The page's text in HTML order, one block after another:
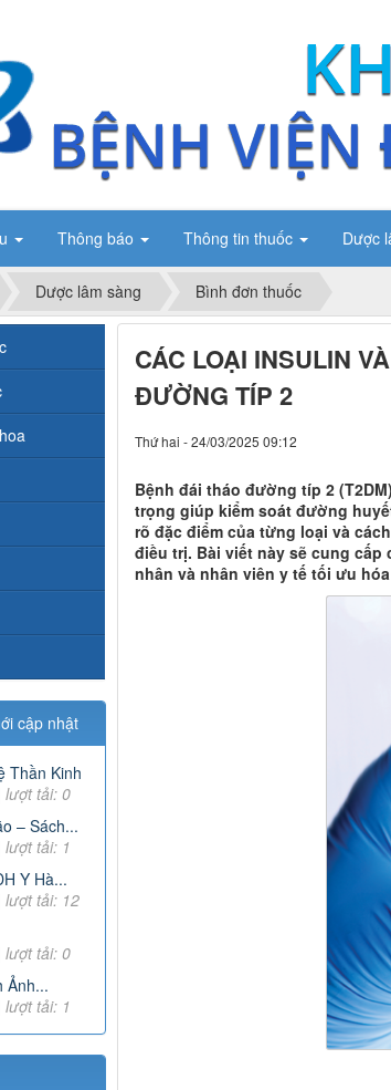
Thông báo Thông tin thuốc Dược
Dược lâm sàng Bình đơn thuốc
CÁC LOẠI INSULIN
ĐƯỜNG TÍP 2
Thứ hai - 24/03/2025 09:12
Bệnh đái tháo đường típ 2
trọng giúp kiểm soát đường
rõ đặc điểm của từng loại và
điều trị. Bài viết này sẽ cung
nhân và nhân viên y tế tối ưu
cập nhật
Thần Kinh
lượt tải: 0
– Sách...
tải: 1
Y Hà...
lượt tải: 12
lượt tải: 0
Ảnh...
tải: 1